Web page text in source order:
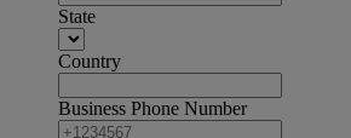
State
Country
Business Phone Number